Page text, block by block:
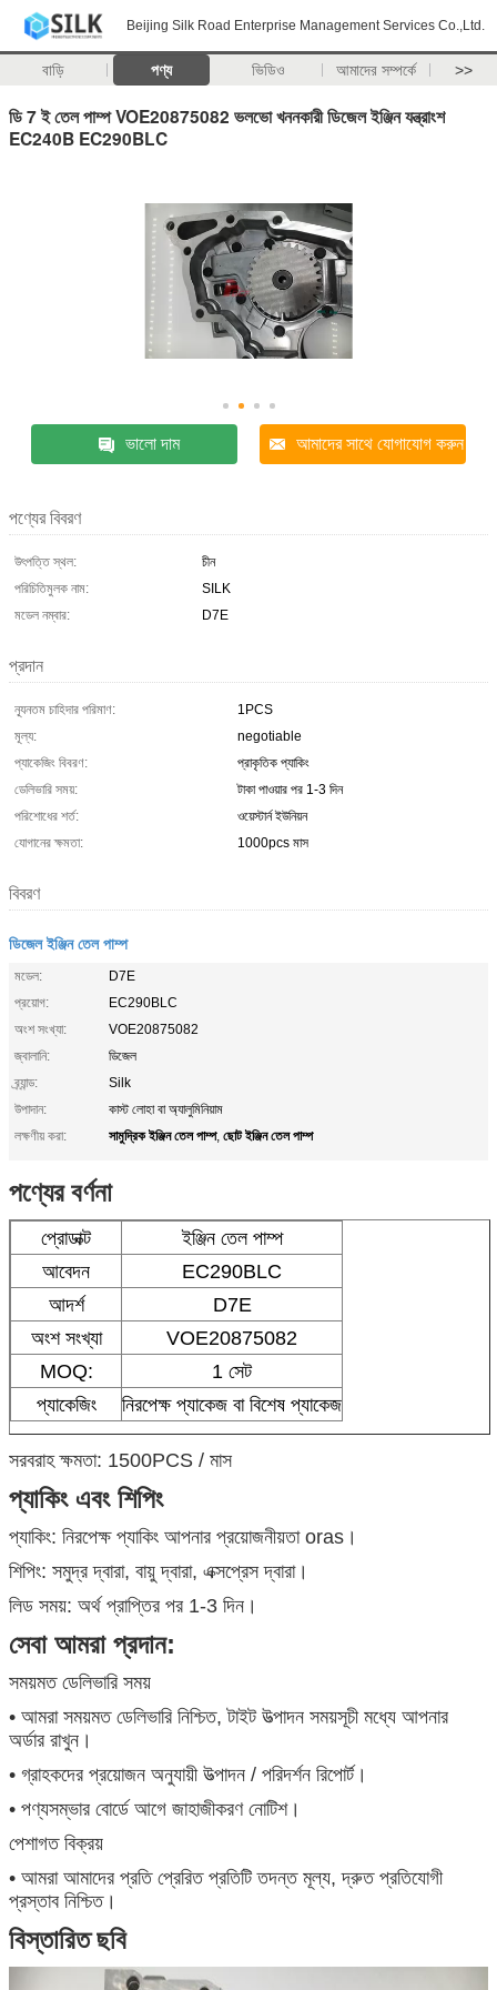
Beijing Silk Road Enterprise Management Services Co.,Ltd.
বাড়ি পণ্য ভিডিও আমাদের সম্পর্কে >>
ডি 7 ই তেল পাম্প VOE20875082 ভলভো খননকারী ডিজেল ইঞ্জিন যন্ত্রাংশ
EC240B EC290BLC
ভালো দাম আমাদের সাথে যোগাযোগ করুন
পণ্যের বিবরণ
উৎপত্তি স্থল:
চীন
পরিচিতিমুলক নাম:
SILK
মডেল নম্বার:
D7E
প্রদান
ন্যূনতম চাহিদার পরিমাণ:
1PCS
মূল্য:
negotiable
প্যাকেজিং বিবরণ:
প্রাকৃতিক প্যাকিং
ডেলিভারি সময়:
টাকা পাওয়ার পর 1-3 দিন
পরিশোধের শর্ত:
ওয়েস্টার্ন ইউনিয়ন
যোগানের ক্ষমতা:
1000pcs মাস
বিবরণ
ডিজেল ইঞ্জিন তেল পাম্প
মডেল:
D7E
প্রয়োগ:
EC290BLC
অংশ সংখ্যা:
VOE20875082
জ্বালানি:
ডিজেল
ব্র্যান্ড:
Silk
উপাদান:
কাস্ট লোহা বা অ্যালুমিনিয়াম
লক্ষণীয় করা:
সামুদ্রিক ইঞ্জিন তেল পাম্প, ছোট ইঞ্জিন তেল পাম্প
পণ্যের বর্ণনা
প্রোডাক্ট
ইঞ্জিন তেল পাম্প
আবেদন
EC290BLC
আদর্শ
D7E
অংশ সংখ্যা
VOE20875082
MOQ:
1 সেট
প্যাকেজিং
নিরপেক্ষ প্যাকেজ বা বিশেষ প্যাকেজ
সরবরাহ ক্ষমতা: 1500PCS / মাস
প্যাকিং এবং শিপিং
প্যাকিং: নিরপেক্ষ প্যাকিং আপনার প্রয়োজনীয়তা oras।
শিপিং: সমুদ্র দ্বারা, বায়ু দ্বারা, এক্সপ্রেস দ্বারা।
লিড সময়: অর্থ প্রাপ্তির পর 1-3 দিন।
সেবা আমরা প্রদান:
সময়মত ডেলিভারি সময়
• আমরা সময়মত ডেলিভারি নিশ্চিত, টাইট উত্পাদন সময়সূচী মধ্যে আপনার
অর্ডার রাখুন।
• গ্রাহকদের প্রয়োজন অনুযায়ী উত্পাদন / পরিদর্শন রিপোর্ট।
• পণ্যসম্ভার বোর্ডে আগে জাহাজীকরণ নোটিশ।
পেশাগত বিক্রয়
• আমরা আমাদের প্রতি প্রেরিত প্রতিটি তদন্ত মূল্য, দ্রুত প্রতিযোগী
প্রস্তাব নিশ্চিত।
বিস্তারিত ছবি